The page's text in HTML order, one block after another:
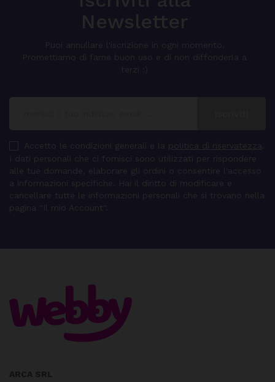
Newsletter
Puoi annullare l'iscrizione in ogni momento.
Promettiamo di farne buon uso e di non diffonderla a
terzi :)
Accetto le condizioni generali e la politica di riservatezza
I dati personali che ci fornisci sono utilizzati per rispondere
alle tue domande, elaborare gli ordini o consentire l'accesso
a informazioni specifiche. Hai il diritto di modificare e
cancellare tutte le informazioni personali che si trovano nella
pagina "Il mio Account".